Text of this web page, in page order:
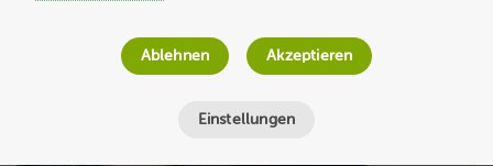
Einstellungen
Ablehnen Akzeptieren